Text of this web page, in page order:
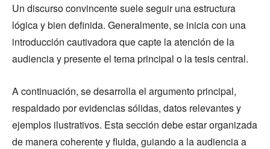
Un discurso convincente suele seguir una estructura
lógica y bien definida. Generalmente, se inicia con una
introducción cautivadora que capte la atención de la
audiencia y presente el tema principal o la tesis central.
A continuación, se desarrolla el argumento principal,
respaldado por evidencias sólidas, datos relevantes y
ejemplos ilustrativos. Esta sección debe estar organizada
de manera coherente y fluida, guiando a la audiencia a